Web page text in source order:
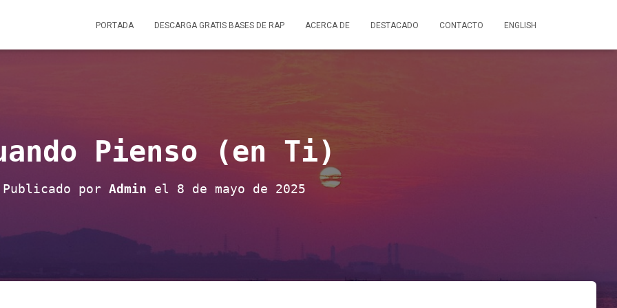
PORTADA DESCARGA GRATIS BASES DE RAP ACERCA DE DESTACADO CONTACTO ENGLISH
Pienso (en Ti)
Publicado por Admin el 8 de mayo de 2025